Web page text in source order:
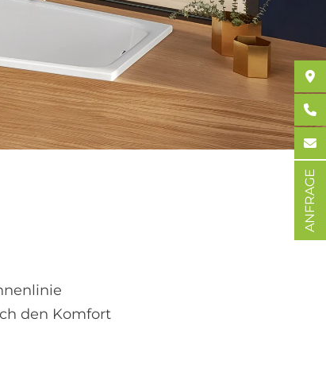
den Komfort
ANFRAGE